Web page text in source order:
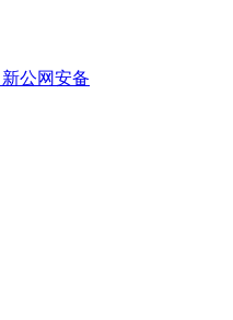
新公网安备